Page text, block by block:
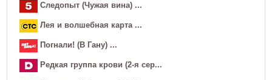
Следопыт (Чужая вина) ...
Лея и волшебная карта ...
Погнали! (В Гану) ...
Pедкая грyппа крови (2-я сер...